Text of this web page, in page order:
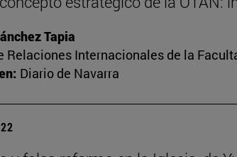
Tapia
Relaciones Internacionales de la
Diario de Navarra